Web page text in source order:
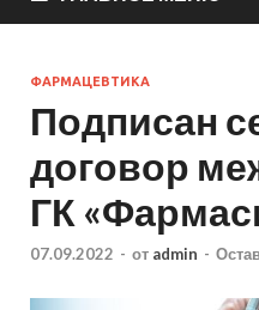
ФАРМАЦЕВТИКА
Подписан
договор
ГК
07.09.2022 - от admin -